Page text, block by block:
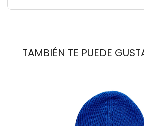
TAMBIÉN TE PUEDE